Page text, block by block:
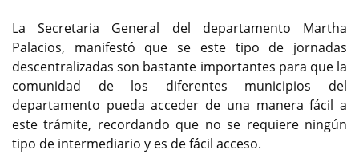
La Secretaria General del departamento Martha
Palacios, manifestó que se este tipo de jornadas
descentralizadas son bastante importantes para que la
comunidad de los diferentes municipios del
departamento pueda acceder de una manera fácil a
este trámite, recordando que no se requiere ningún
tipo de intermediario y es de fácil acceso.